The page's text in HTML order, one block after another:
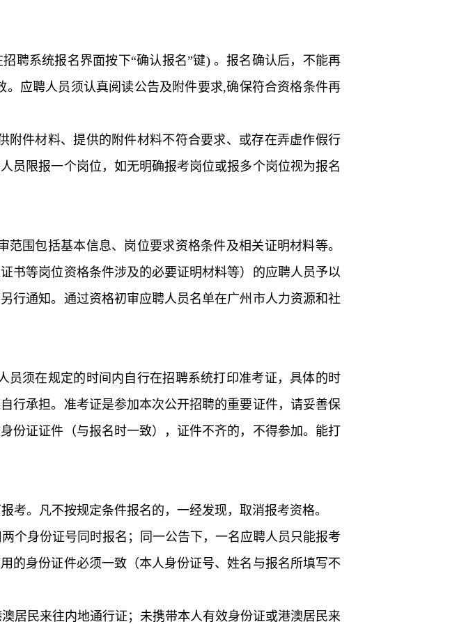
聘系统报名界面按下“确认报名”键) 。报名确认后，不能再
应聘人员须认真阅读公告及附件要求,确保符合资格条件再
件材料、提供的附件材料不符合要求、或存在弄虚作假行
员限报一个岗位，如无明确报考岗位或报多个岗位视为报名
围包括基本信息、岗位要求资格条件及相关证明材料等。
书等岗位资格条件涉及的必要证明材料等）的应聘人员予以
行通知。通过资格初审应聘人员名单在广州市人力资源和社
须在规定的时间内自行在招聘系统打印准考证，具体的时
行承担。准考证是参加本次公开招聘的重要证件，请妥善保
份证证件（与报名时一致），证件不齐的，不得参加。能打
考。凡不按规定条件报名的，一经发现，取消报考资格。
个身份证号同时报名；同一公告下，一名应聘人员只能报考
的身份证件必须一致（本人身份证号、姓名与报名所填写不
居民来往内地通行证；未携带本人有效身份证或港澳居民来